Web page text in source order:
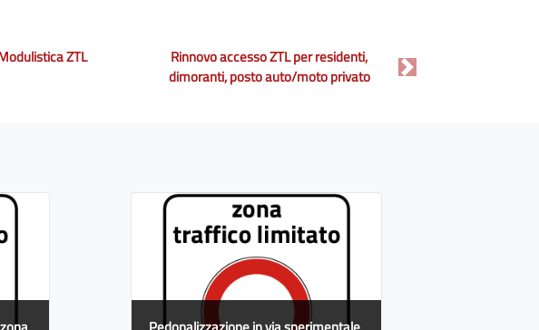
ZTL
Rinnovo accesso ZTL per residenti,
dimoranti, posto auto/moto privato
Next